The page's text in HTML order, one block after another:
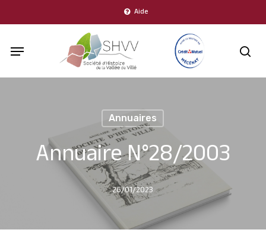
to
main
Aide
Menu
Annuaires
Annuaire N°28/2003
26/01/2023